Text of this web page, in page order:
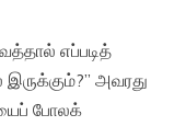
எப்படித்
அவரது
போலக்